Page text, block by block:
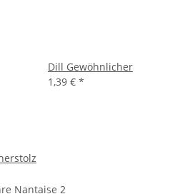
Dill Gewöhnlicher
1,39 € *